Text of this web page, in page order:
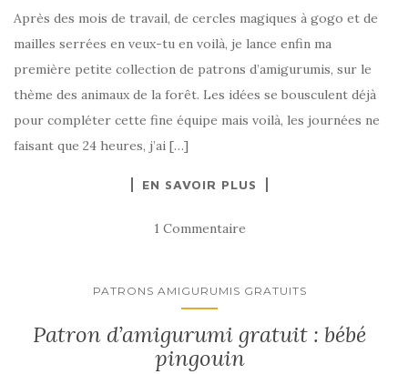
Après des mois de travail, de cercles magiques à gogo et de
mailles serrées en veux-tu en voilà, je lance enfin ma
première petite collection de patrons d’amigurumis, sur le
thème des animaux de la forêt. Les idées se bousculent déjà
pour compléter cette fine équipe mais voilà, les journées ne
faisant que 24 heures, j’ai […]
EN SAVOIR PLUS
1 Commentaire
PATRONS AMIGURUMIS GRATUITS
Patron d’amigurumi gratuit : bébé
pingouin